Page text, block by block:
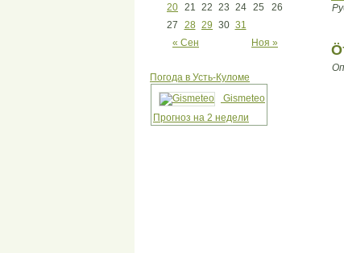
« Сен Ноя »
20 21 22 23 24 25
26
27
28 29 30 31
Погода в Усть-Куломе
Gismeteo
Прогноз на 2 недели